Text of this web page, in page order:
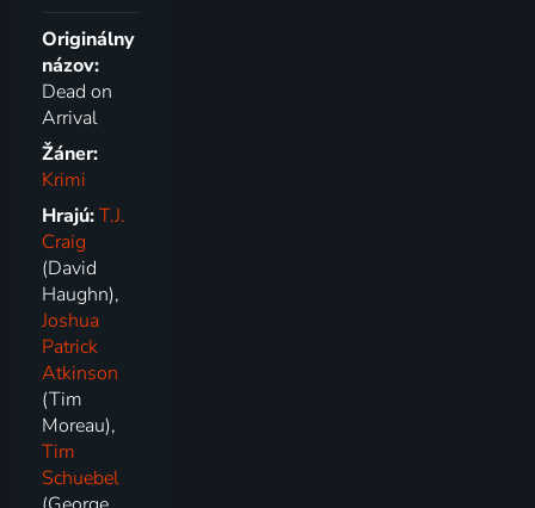
Originálny
názov:
Dead on
Arrival
Žáner:
Krimi
Hrajú:T.J.
Craig
(David
Haughn),
Joshua
Patrick
Atkinson
(Tim
Moreau),
Tim
Schuebel